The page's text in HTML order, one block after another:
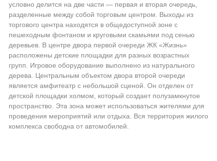
условно делится на две части — первая и вторая очередь,
разделенные между собой торговым центром. Выходы из
торгового центра находятся в общедоступной зоне с
пешеходным фонтаном и круговыми скамьями под сенью
деревьев. В центре двора первой очереди ЖК «Жизнь»
расположены детские площадки для разных возрастных
групп. Игровое оборудование выполнено из натурального
дерева. Центральным объектом двора второй очереди
является амфитеатр с небольшой сценой. Он отделен от
детской площадки холмом, который создает полузамкнутое
пространство. Эта зона может использоваться жителями для
проведения мероприятий или отдыха. Вся территория жилого
комплекса свободна от автомобилей.